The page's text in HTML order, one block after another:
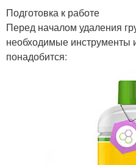
Подготовка к работе
Перед началом удаления
необходимые инструменты
понадобится: